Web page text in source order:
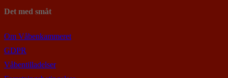
Det med småt
Om Våbenkammeret
GDPR
Våbentilladelser